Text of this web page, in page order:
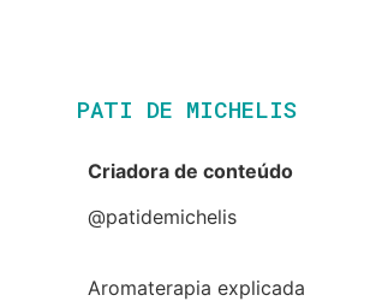
PATI DE MICHELIS​
Criadora de conteúdo
@patidemichelis
Aromaterapia explicada